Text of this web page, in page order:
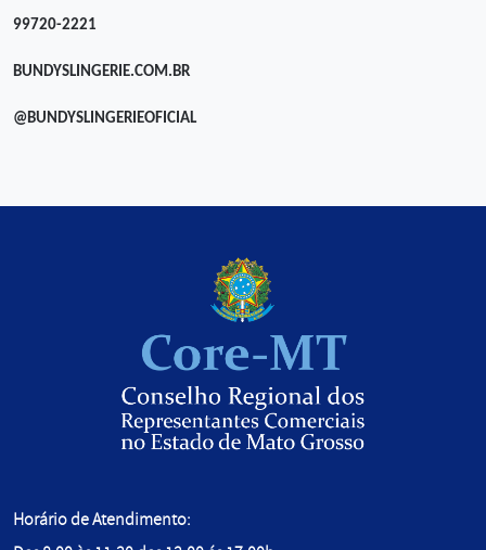
99720-2221
BUNDYSLINGERIE.COM.BR
@BUNDYSLINGERIEOFICIAL
Horário de Atendimento: